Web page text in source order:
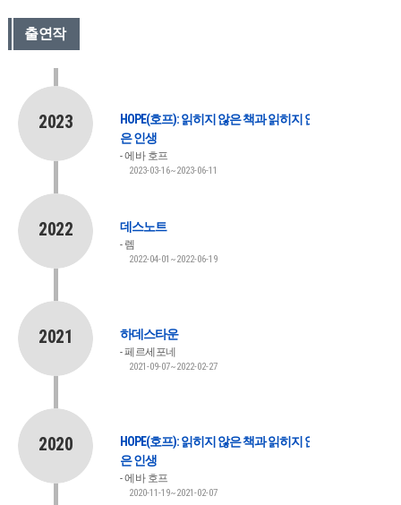
출연작
2023
HOPE(호프): 읽히지 않은 책과 읽히지 않
은 인생
에바 호프
2023-03-16~2023-06-11
2022 데스노트
렘
2022-04-01~2022-06-19
2021 하데스타운
페르세포네
2021-09-07~2022-02-27
2020
HOPE(호프): 읽히지 않은 책과 읽히지 않
은 인생
에바 호프
2020-11-19~2021-02-07